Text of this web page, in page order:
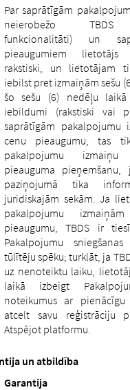
Par saprātīgām
neierobežo TBDS
funkcionalitāti) un
pieaugumiem
rakstiski, un lietotājam
iebilst pret izmaiņām sešu
šo sešu (6) nedēļu
iebildumi (rakstiski vai
saprātīgām pakalpojumu
cenu pieaugumu, tas
pakalpojumu
pieauguma
paziņojumā tika
juridiskajām sekām. Ja
pakalpojumu
pieaugumu, TBDS ir
Pakalpojumu
tūlītēju spēku; turklāt, ja
uz nenoteiktu laiku,
laikā izbeigt
noteikumus ar
atcelt savu reģistrāciju
Atspējot platformu.
un atbildība
Garantija